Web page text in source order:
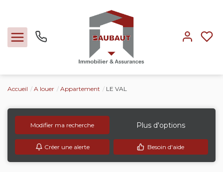
Locations
Expertise
Accueil A louer Appartement LE VAL
Modifier ma recherche Plus d'options
Créer une alerte Besoin d'aide